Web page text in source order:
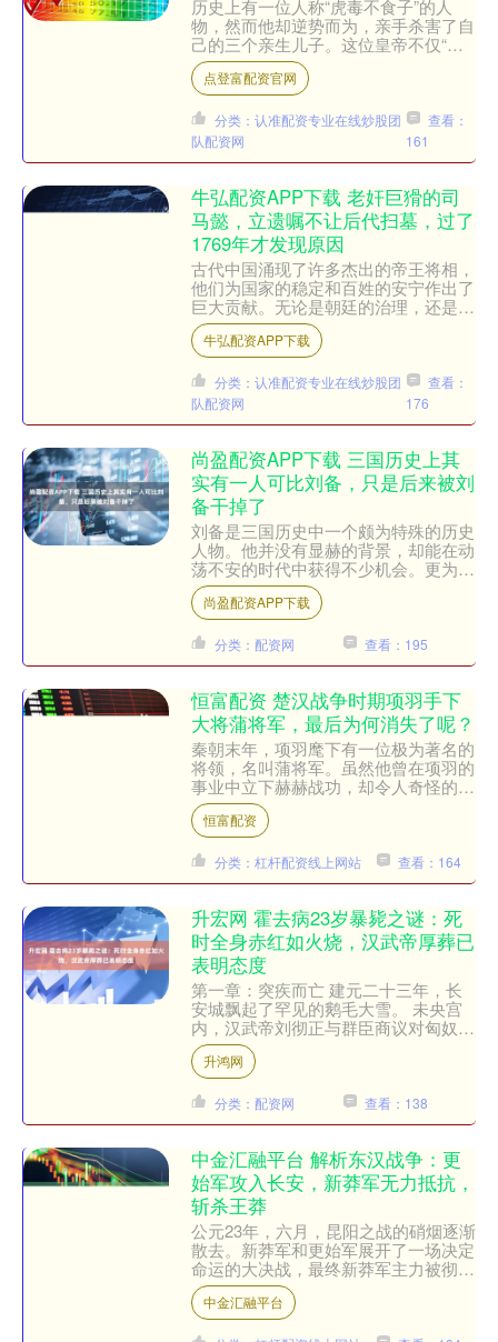
历史上有一位人称“虎毒不食子”的人
物，然而他却逆势而为，亲手杀害了自
己的三个亲生儿子。这位皇帝不仅“食
子”，而且连续屠戮了自己的亲骨肉，
直至他死后，竟然未能留下....
点登富配资官网
分类：认准配资专业在线炒股团
队配资网
查看：
161
牛弘配资APP下载 老奸巨猾的司
马懿，立遗嘱不让后代扫墓，过了
1769年才发现原因
古代中国涌现了许多杰出的帝王将相，
他们为国家的稳定和百姓的安宁作出了
巨大贡献。无论是朝廷的治理，还是战
争中的英勇，他们都留下了不朽的传
奇。他们一生功勋卓著，享有....
牛弘配资APP下载
分类：认准配资专业在线炒股团
队配资网
查看：
176
尚盈配资APP下载 三国历史上其
实有一人可比刘备，只是后来被刘
备干掉了
刘备是三国历史中一个颇为特殊的历史
人物。他并没有显赫的背景，却能在动
荡不安的时代中获得不少机会。更为奇
怪的是，不论他投靠谁，似乎总能获得
不错的待遇。这与三国演义....
尚盈配资APP下载
分类：配资网 查看：195
恒富配资 楚汉战争时期项羽手下
大将蒲将军，最后为何消失了呢？
秦朝末年，项羽麾下有一位极为著名的
将领，名叫蒲将军。虽然他曾在项羽的
事业中立下赫赫战功，却令人奇怪的
是，他的名字和事迹逐渐从历史的记载
中消失，仿佛从未存在过。究....
恒富配资
分类：杠杆配资线上网站 查看：164
升宏网 霍去病23岁暴毙之谜：死
时全身赤红如火烧，汉武帝厚葬已
表明态度
第一章：突疾而亡 建元二十三年，长
安城飘起了罕见的鹅毛大雪。 未央宫
内，汉武帝刘彻正与群臣商议对匈奴的
最后一击。 年轻的骠骑将军霍去病站
在沙盘前，手指划过漠北草....
升鸿网
分类：配资网 查看：138
中金汇融平台 解析东汉战争：更
始军攻入长安，新莽军无力抵抗，
斩杀王莽
公元23年，六月，昆阳之战的硝烟逐渐
散去。新莽军和更始军展开了一场决定
命运的大决战，最终新莽军主力被彻底
荡灭。王莽的统治也随之走到了尽头，
陷入了前所未有的危机—....
中金汇融平台